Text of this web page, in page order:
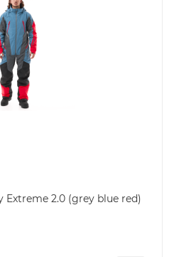
2.0 (grey blue red)